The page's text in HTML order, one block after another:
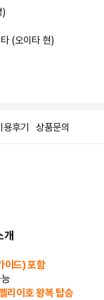
)
(오이타 현)
용후기 상품문의
개
이드) 포함
리이호 왕복 탑승